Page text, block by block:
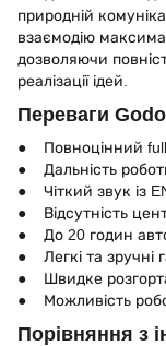
природній
взаємодію
дозволяючи
реалізації ідей.
Переваги
● Повноцінний full-
● Дальність
● Чіткий звук із
● Відсутність
● До 20 годин
● Легкі та зручні
● Швидке
● Можливість
Порівняння з